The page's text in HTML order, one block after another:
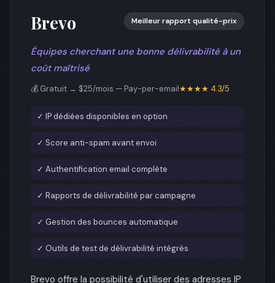
Brevo Meilleur rapport qualité-prix
Équipes cherchant une bonne délivrabilité à un
coût maîtrisé
💰 Gratuit → $25/mois — Pay-per-email★★★★ 4.3/5
✓ IP dédiées disponibles en option
✓ Score anti-spam avant envoi
✓ Authentification email complète
✓ Rapports de délivrabilité par campagne
✓ Gestion des bounces automatique
✓ Outils de test de délivrabilité intégrés
Brevo offre la possibilité d'utiliser des adresses IP